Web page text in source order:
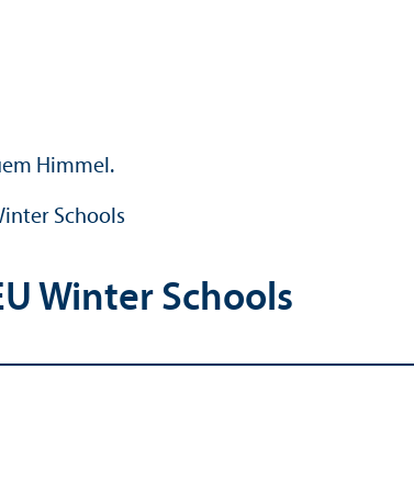
Schools
Winter Schools